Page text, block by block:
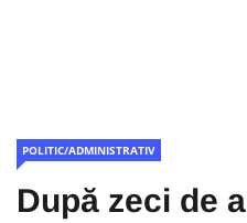
POLITIC/ADMINISTRATIV
După zeci de